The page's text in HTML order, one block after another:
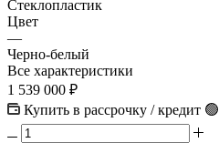
Cтеклопластик
Цвет
—
Черно-белый
Все характеристики
1 539 000 ₽
Купить в рассрочку / кредит 🟢